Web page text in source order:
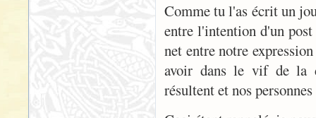
Comme tu l'as écrit un
entre l'intention d'un
net entre notre
avoir dans le vif de la
résultent et nos